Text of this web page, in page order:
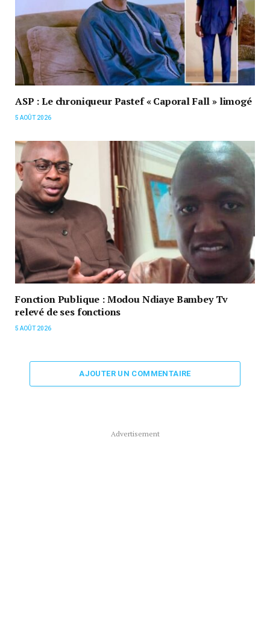
ASP : Le chroniqueur Pastef « Caporal Fall » limogé
5 AOÛT 2026
Fonction Publique : Modou Ndiaye Bambey Tv
relevé de ses fonctions
5 AOÛT 2026
AJOUTER UN COMMENTAIRE
Advertisement